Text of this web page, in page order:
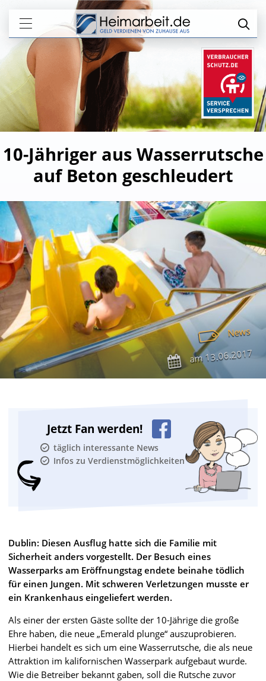
10-Jähriger aus Wasserrutsche
auf Beton geschleudert
News
am13.06.2017
Jetzt Fan werden!
täglich interessante News
Infos zu Verdienstmöglichkeiten
Dublin: Diesen Ausflug hatte sich die Familie mit
Sicherheit anders vorgestellt. Der Besuch eines
Wasserparks am Eröffnungstag endete beinahe tödlich
für einen Jungen. Mit schweren Verletzungen musste er
ein Krankenhaus eingeliefert werden.
Als einer der ersten Gäste sollte der 10-Jährige die große
Ehre haben, die neue „Emerald plunge“ auszuprobieren.
Hierbei handelt es sich um eine Wasserrutsche, die als neue
Attraktion im kalifornischen Wasserpark aufgebaut wurde.
Wie die Betreiber bekannt gaben, soll die Rutsche zuvor